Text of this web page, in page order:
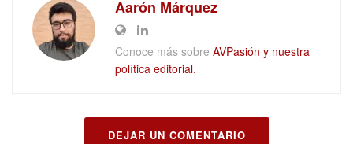
Aarón Márquez
Conoce más sobre AVPasión y nuestra
política editorial.
DEJAR UN COMENTARIO